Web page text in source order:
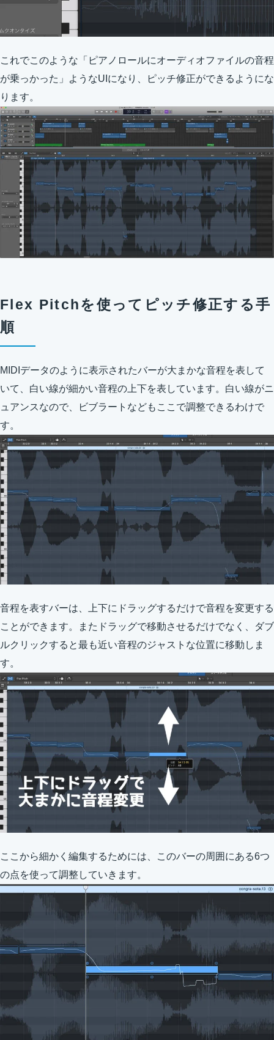
これでこのような「ピアノロールにオーディオファイルの音程
が乗っかった」ようなUIになり、ピッチ修正ができるようにな
ります。
Flex Pitchを使ってピッチ修正する手
順
MIDIデータのように表示されたバーが大まかな音程を表して
いて、白い線が細かい音程の上下を表しています。白い線がニ
ュアンスなので、ビブラートなどもここで調整できるわけで
す。
音程を表すバーは、上下にドラッグするだけで音程を変更する
ことができます。またドラッグで移動させるだけでなく、ダブ
ルクリックすると最も近い音程のジャストな位置に移動しま
す。
ここから細かく編集するためには、このバーの周囲にある6つ
の点を使って調整していきます。